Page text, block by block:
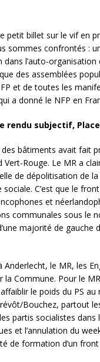
petit billet sur le vif en
sommes confrontés :
dans l’auto-
des assemblées
et de toutes les
a donné le NFP en
rendu subjectif,
des bâtiments avait fait
Vert-Rouge. Le MR a
de dépolitisation de
C’est que le
et
communales sous le
majorité de
le MR, les
la Commune. Pour le
le poids du PS au
Bouchez, partout
partis socialistes
et l’annulation du
de formation d’un